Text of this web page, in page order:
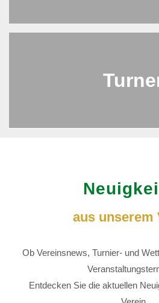
aus unserem
Ob Vereinsnews, Turnier- und
Entdecken Sie die aktuellen